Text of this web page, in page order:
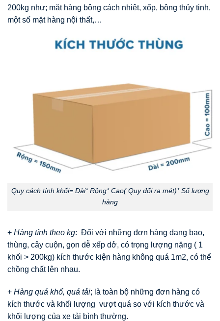
200kg như; mặt hàng bông cách nhiệt, xốp, bông thủy tinh,
một số mặt hàng nội thất,…
Quy cách tính khối= Dài* Rộng* Cao( Quy đổi ra mét)* Số lượng
hàng
+ Hàng tính theo kg: Đối với những đơn hàng dạng bao,
thùng, cây cuộn, gọn dễ xếp dở, có trọng lượng nặng ( 1
khối > 200kg) kích thước kiện hàng không quá 1m2, có thể
chồng chất lên nhau.
+ Hàng quá khổ, quá tải; là toàn bộ những đơn hàng có
kích thước và khối lượng vượt quá so với kích thước và
khối lượng của xe tải bình thường.